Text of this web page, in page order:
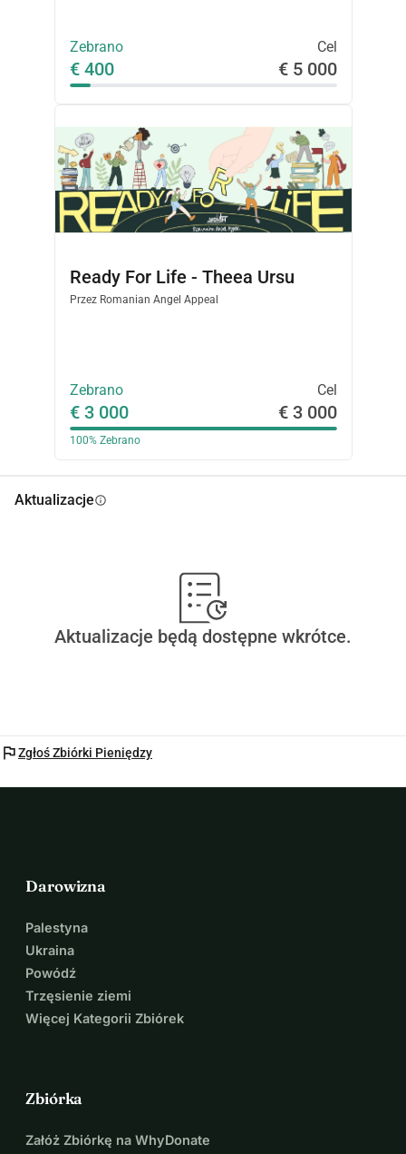
Zebrano Cel
€ 400 € 5 000
Ready For Life - Theea Ursu
PrzezRomanian Angel Appeal
Zebrano Cel
€ 3 000 € 3 000
100% Zebrano
Aktualizacjeinfo
Aktualizacje będą dostępne wkrótce.
flagZgłoś Zbiórki Pieniędzy
Darowizna
Palestyna
Ukraina
Powódź
Trzęsienie ziemi
Więcej Kategorii Zbiórek
Zbiórka
Załóż Zbiórkę na WhyDonate